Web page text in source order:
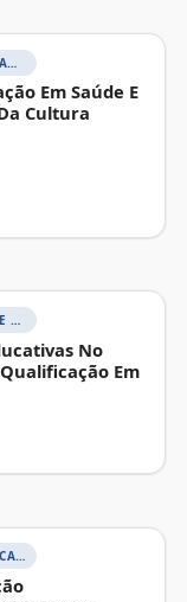
13 EDUCAÇÃO E SAÚDE: SABERES E PRÁTICAS INTEGRADAS
Em Saúde E
Cultura
03 EDUCAÇÃO, SOCIEDADE E PRÁTICAS EDUCATIVAS
No
Em
05 ENSINO DE MATEMÁTICA E CIÊNCIAS, SABERES, AMBIENTE E PRÁTICAS INVESTIGATIVAS